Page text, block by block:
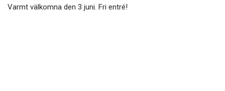
Varmt välkomna den 3 juni. Fri entré!